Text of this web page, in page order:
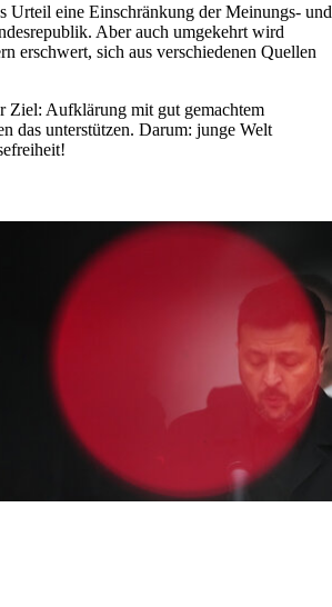
Urteil eine Einschränkung der Meinungs- und
Aber auch umgekehrt wird
erschwert, sich aus verschiedenen Quellen
Ziel: Aufklärung mit gut gemachtem
das unterstützen. Darum: junge Welt